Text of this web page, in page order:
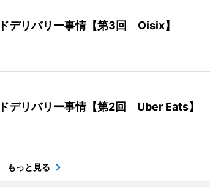
デリバリー事情【第3回 Oisix】
デリバリー事情【第2回 Uber Eats】
もっと見る